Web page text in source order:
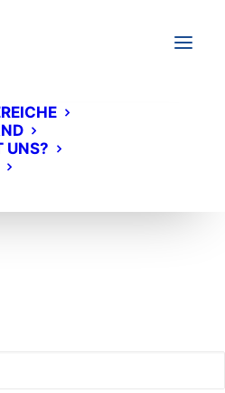
UNS?